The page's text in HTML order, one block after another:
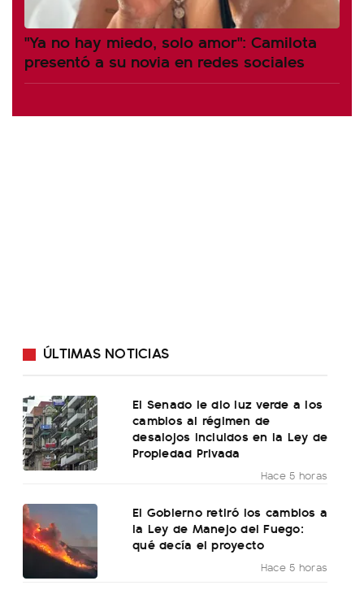
"Ya no hay miedo, solo amor": Camilota
presentó a su novia en redes sociales
ÚLTIMAS NOTICIAS
El Senado le dio luz verde a los
cambios al régimen de
desalojos incluidos en la Ley de
Propiedad Privada
Hace 5 horas
El Gobierno retiró los cambios a
la Ley de Manejo del Fuego:
qué decía el proyecto
Hace 5 horas